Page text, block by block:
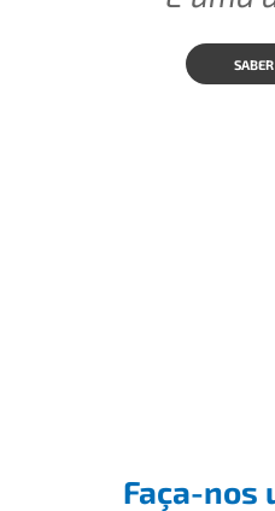
Faça-nos